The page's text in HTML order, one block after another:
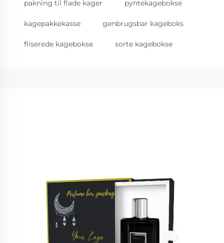
pakning til flade kager pyntekagebokse
kagepakkekasse genbrugsbar kageboks
fliserede kagebokse sorte kagebokse